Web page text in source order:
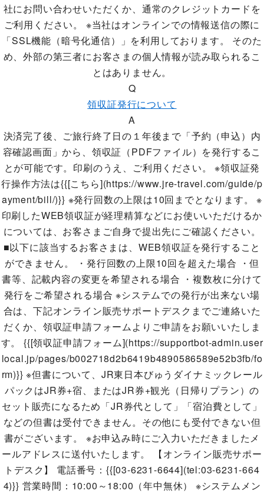
社にお問い合わせいただくか、通常のクレジットカードを
ご利用ください。 ※当社はオンラインでの情報送信の際に
「SSL機能（暗号化通信）」を利用しております。 そのた
め、外部の第三者にお客さまの個人情報が読み取られるこ
とはありません。
Q
領収証発行について
A
決済完了後、ご旅行終了日の１年後まで「予約（申込）内
容確認画面」から、領収証（PDFファイル）を発行するこ
とが可能です。印刷のうえ、ご利用ください。 ※領収証発
行操作方法は{{[こちら](https://www.jre-travel.com/guide/p
ayment/bill/)}} ※発行回数の上限は10回までとなります。 ※
印刷したWEB領収証が経理精算などにお使いいただけるか
については、お客さまご自身で提出先にご確認ください。
■以下に該当するお客さまは、WEB領収証を発行すること
ができません。 ・発行回数の上限10回を超えた場合 ・但
書等、記載内容の変更を希望される場合 ・複数枚に分けて
発行をご希望される場合 ※システムでの発行が出来ない場
合は、下記オンライン販売サポートデスクまでご連絡いた
だくか、領収証申請フォームよりご申請をお願いいたしま
す。 {{[領収証申請フォーム](https://supportbot-admin.user
local.jp/pages/b002718d2b6419b4890586589e52b3fb/fo
rm)}} ※但書について、JR東日本びゅうダイナミックレール
パックはJR券+宿、またはJR券+観光（日帰りプラン）の
セット販売になるため「JR券代として」「宿泊費として」
などの但書は受付できません。その他にも受付できない但
書がございます。 ※お申込み時にご入力いただきましたメ
ールアドレスに送付いたします。 【オンライン販売サポー
トデスク】 電話番号：{{[03-6231-6644](tel:03-6231-664
4)}} 営業時間：10:00～18:00（年中無休） ※システムメン